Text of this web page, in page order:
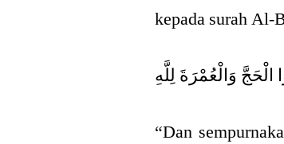
kepada surah Al-
الْحَجَّ وَالْعُمْرَةَ لِلَّهِ
“Dan